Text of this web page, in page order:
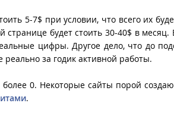
5-7$ при условии, что всего их
будет стоить 30-40$ в месяц.
цифры. Другое дело, что до
за годик активной работы.
0. Некоторые сайты порой
.